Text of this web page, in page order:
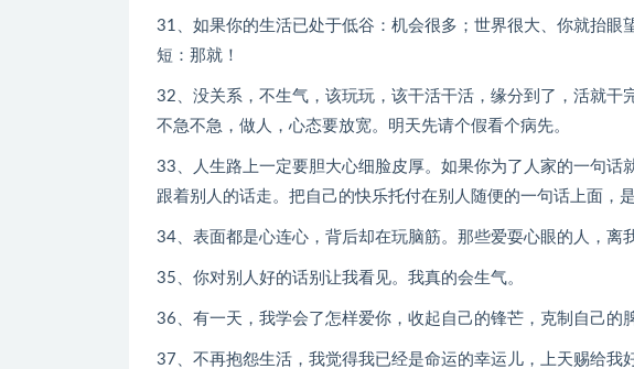
31、如果你的生活已处于低谷：机会很多；世界很大、你就抬眼
短：那就！
32、没关系，不生气，该玩玩，该干活干活，缘分到了，活就干
不急不急，做人，心态要放宽。明天先请个假看个病先。
33、人生路上一定要胆大心细脸皮厚。如果你为了人家的一句话
跟着别人的话走。把自己的快乐托付在别人随便的一句话上面，
34、表面都是心连心，背后却在玩脑筋。那些爱耍心眼的人，离
35、你对别人好的话别让我看见。我真的会生气。
36、有一天，我学会了怎样爱你，收起自己的锋芒，克制自己的
37、不再抱怨生活，我觉得我已经是命运的幸运儿，上天赐给我